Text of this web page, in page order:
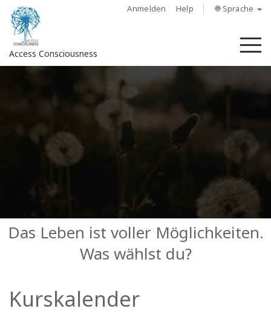
Anmelden Help 🌐 Sprache
Access Consciousness
Konto
Bars
Regionen
Das Leben ist voller Möglichkeiten.
Was wählst du?
Kurskalender